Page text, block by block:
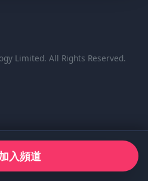
入頻道
Limited. All Rights Reserved.